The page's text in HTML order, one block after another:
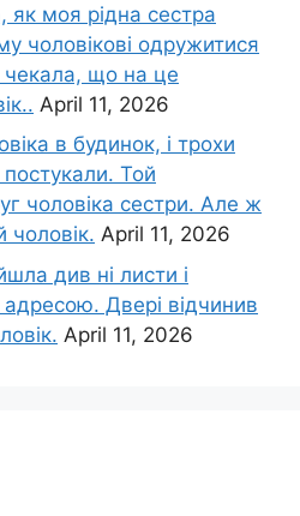
як моя рідна сестра
чоловікові одружитися
чекала, що на це
April 11, 2026
в будинок, і трохи
постукали. Той
чоловіка сестри. Але ж
чоловік. April 11, 2026
див ні листи і
адресою. Двері відчинив
April 11, 2026